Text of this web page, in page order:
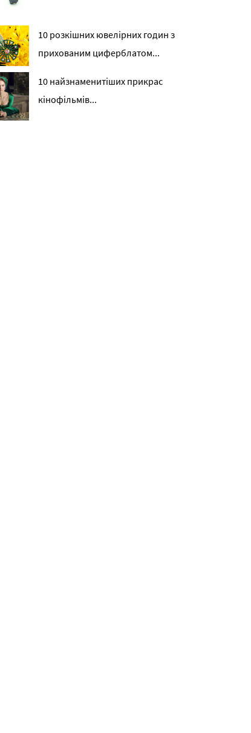
10 розкішних ювелірних годин з
прихованим циферблатом...
10 найзнаменитіших прикрас
кінофільмів...